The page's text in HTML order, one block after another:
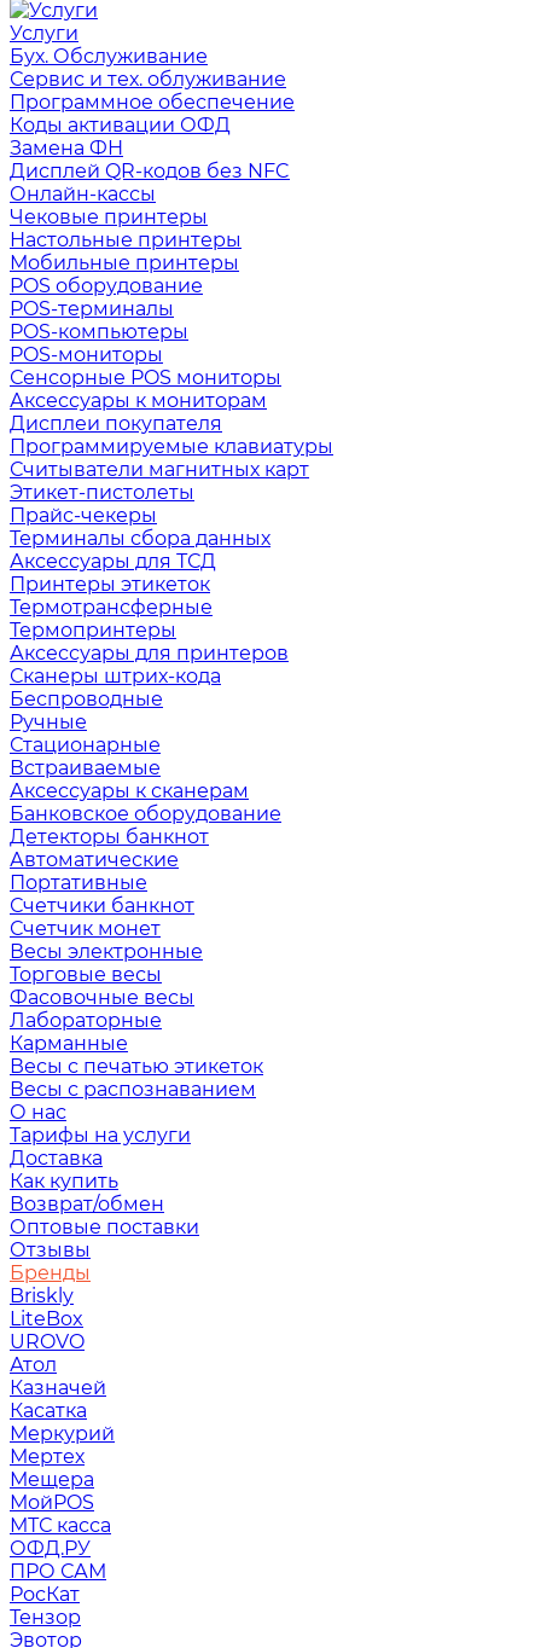
Услуги
Бух. Обслуживание
Сервис и тех. облуживание
Программное обеспечение
Коды активации ОФД
Замена ФН
Дисплей QR-кодов без NFC
Онлайн-кассы
Чековые принтеры
Настольные принтеры
Мобильные принтеры
POS оборудование
POS-терминалы
POS-компьютеры
POS-мониторы
Сенсорные POS мониторы
Аксессуары к мониторам
Дисплеи покупателя
Программируемые клавиатуры
Считыватели магнитных карт
Этикет-пистолеты
Прайс-чекеры
Терминалы сбора данных
Аксессуары для ТСД
Принтеры этикеток
Термотрансферные
Термопринтеры
Аксессуары для принтеров
Сканеры штрих-кода
Беспроводные
Ручные
Стационарные
Встраиваемые
Аксессуары к сканерам
Банковское оборудование
Детекторы банкнот
Автоматические
Портативные
Счетчики банкнот
Счетчик монет
Весы электронные
Торговые весы
Фасовочные весы
Лабораторные
Карманные
Весы с печатью этикеток
Весы с распознаванием
О нас
Тарифы на услуги
Доставка
Как купить
Возврат/обмен
Оптовые поставки
Отзывы
Бренды
Briskly
LiteBox
UROVO
Атол
Казначей
Касатка
Меркурий
Мертех
Мещера
МойPOS
МТС касса
ОФД.РУ
ПРО САМ
РосКат
Тензор
Эвотор